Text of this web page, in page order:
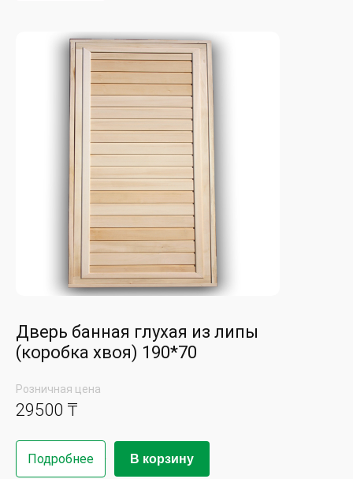
Дверь банная глухая из липы
(коробка хвоя) 190*70
Розничная цена
29500 ₸
Подробнее В корзину